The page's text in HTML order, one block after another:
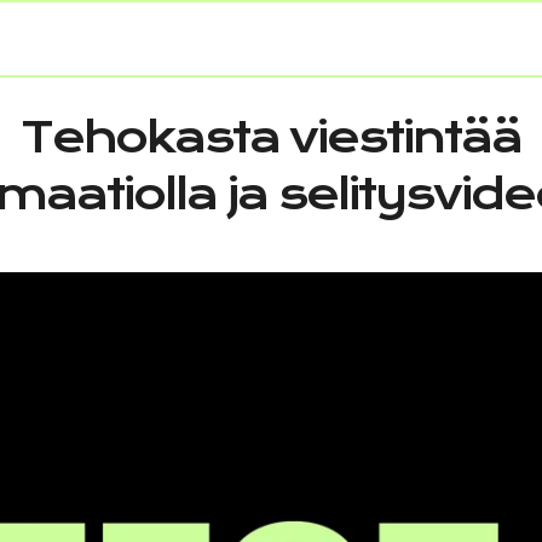
Tehokasta viestintää
ja